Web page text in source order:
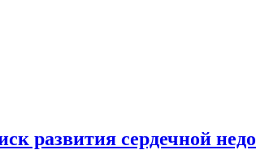
развития сердечной